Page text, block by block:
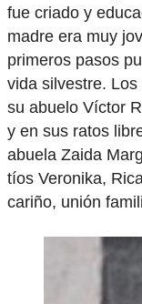
fue criado y
madre era muy
primeros pasos
vida silvestre.
su abuelo Víctor
y en sus ratos
abuela Zaida
tíos Veronika,
cariño, unión